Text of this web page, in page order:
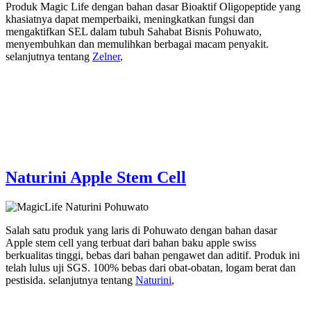
Produk Magic Life dengan bahan dasar Bioaktif Oligopeptide yang
khasiatnya dapat memperbaiki, meningkatkan fungsi dan
mengaktifkan SEL dalam tubuh Sahabat Bisnis Pohuwato,
menyembuhkan dan memulihkan berbagai macam penyakit.
selanjutnya tentang Zelner,
Naturini Apple Stem Cell
Salah satu produk yang laris di Pohuwato dengan bahan dasar
Apple stem cell yang terbuat dari bahan baku apple swiss
berkualitas tinggi, bebas dari bahan pengawet dan aditif. Produk ini
telah lulus uji SGS. 100% bebas dari obat-obatan, logam berat dan
pestisida. selanjutnya tentang Naturini,